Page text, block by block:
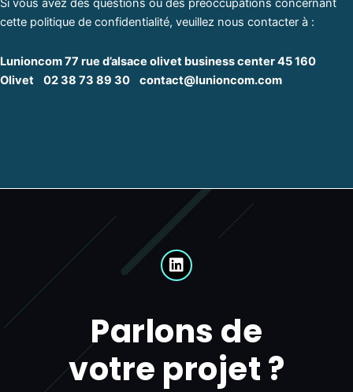
Si vous avez des questions ou des préoccupations concernant
cette politique de confidentialité, veuillez nous contacter à :
Lunioncom 77 rue d’alsace olivet business center 45 160
Olivet 02 38 73 89 30 contact@lunioncom.com
L
i
e
d
n
Parlons de
votre projet ?